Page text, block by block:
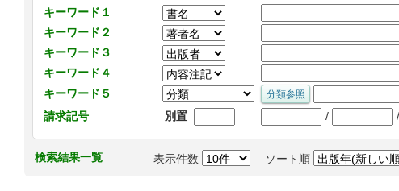
キーワード１
キーワード２
キーワード３
キーワード４
キーワード５
請求記号
別置 / /
検索結果一覧 表示件数 ソート順